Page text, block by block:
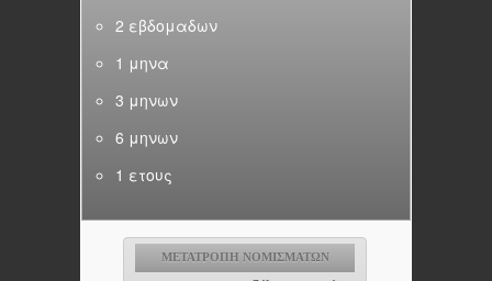
2 εβδομαδων
1 μηνα
3 μηνων
6 μηνων
1 ετους